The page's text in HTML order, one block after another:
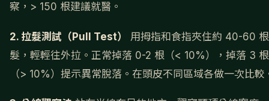
察，> 150 根建議就醫。
2. 拉髮測試（Pull Test）
用拇指和食指夾住約 40-60
髮，輕輕往外拉。正常掉落 0-2 根（< 10%），掉落 3
（> 10%）提示異常脫落。在頭皮不同區域各做一次比較